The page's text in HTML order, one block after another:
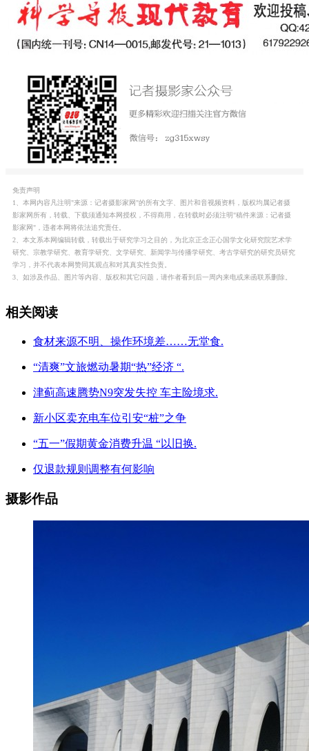
免责声明
1、本网内容凡注明"来源：记者摄影家网"的所有文字、图片和音视频资料，版权均属记者摄
影家网所有，转载、下载须通知本网授权，不得商用，在转载时必须注明"稿件来源：记者摄
影家网"，违者本网将依法追究责任。
2、本文系本网编辑转载，转载出于研究学习之目的，为北京正念正心国学文化研究院艺术学
研究、宗教学研究、教育学研究、文学研究、新闻学与传播学研究、考古学研究的研究员研究
学习，并不代表本网赞同其观点和对其真实性负责。
3、如涉及作品、图片等内容、版权和其它问题，请作者看到后一周内来电或来函联系删除。
相关阅读
食材来源不明、操作环境差……无堂食.
“清爽”文旅燃动暑期“热”经济 “.
津蓟高速腾势N9突发失控 车主险境求.
新小区卖充电车位引安“桩”之争
“五一”假期黄金消费升温 “以旧换.
仅退款规则调整有何影响
摄影作品